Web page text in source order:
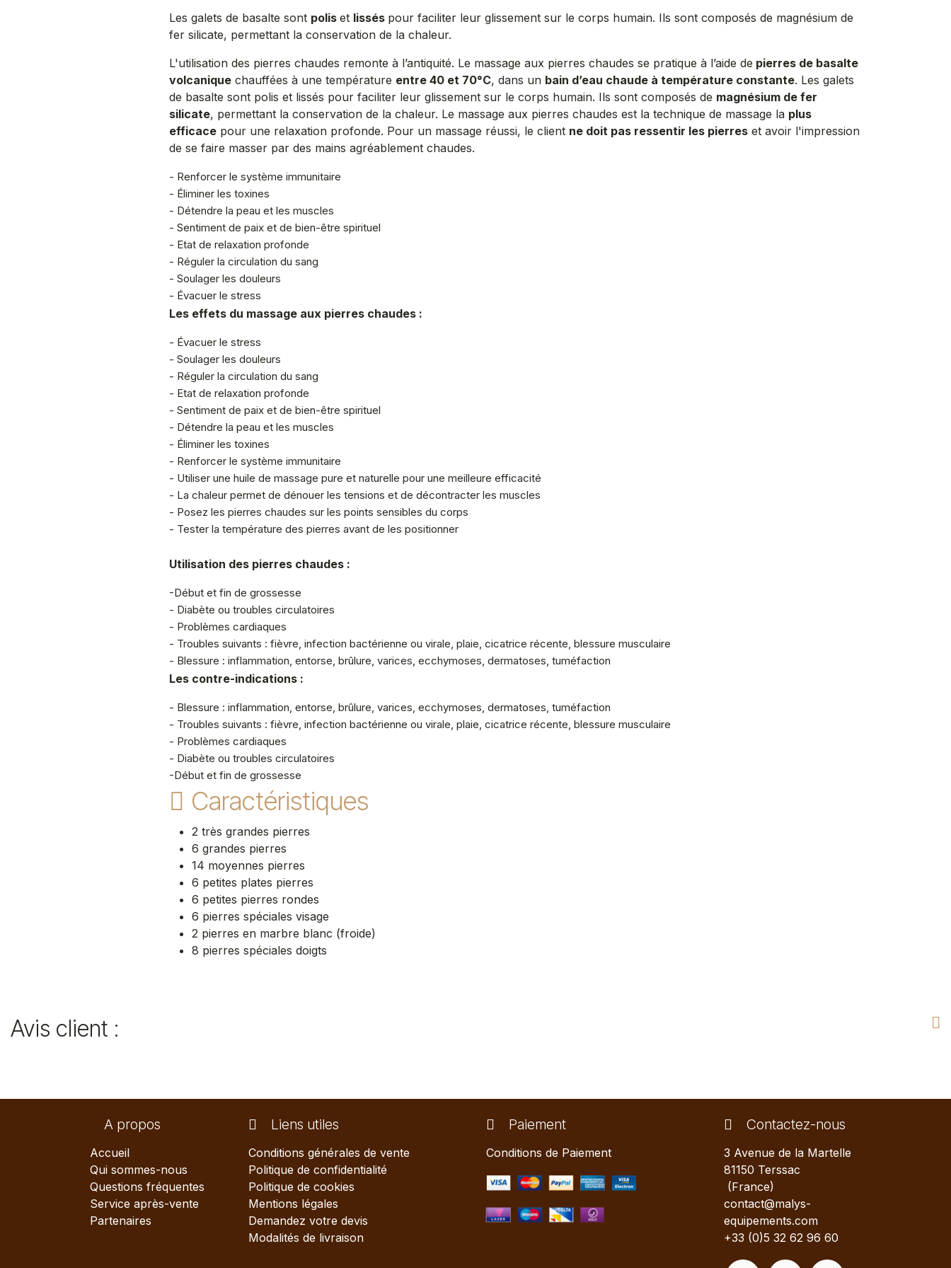
Les galets de basalte sont polis et lissés pour faciliter leur glissement sur le corps humain. Ils sont composés de magnésium de
fer silicate, permettant la conservation de la chaleur.
L'utilisation des pierres chaudes remonte à l’antiquité. Le massage aux pierres chaudes se pratique à l’aide de pierres de basalte
volcanique chauffées à une température entre 40 et 70°C, dans un bain d’eau chaude à température constante. Les galets
de basalte sont polis et lissés pour faciliter leur glissement sur le corps humain. Ils sont composés de magnésium de fer
silicate, permettant la conservation de la chaleur. Le massage aux pierres chaudes est la technique de massage la plus
efficace pour une relaxation profonde. Pour un massage réussi, le client ne doit pas ressentir les pierres et avoir l'impression
de se faire masser par des mains agréablement chaudes.
- Renforcer le système immunitaire
- Éliminer les toxines
- Détendre la peau et les muscles
- Sentiment de paix et de bien-être spirituel
- Etat de relaxation profonde
- Réguler la circulation du sang
- Soulager les douleurs
- Évacuer le stress
Les effets du massage aux pierres chaudes :
- Évacuer le stress
- Soulager les douleurs
- Réguler la circulation du sang
- Etat de relaxation profonde
- Sentiment de paix et de bien-être spirituel
- Détendre la peau et les muscles
- Éliminer les toxines
- Renforcer le système immunitaire
- Utiliser une huile de massage pure et naturelle pour une meilleure efficacité
- La chaleur permet de dénouer les tensions et de décontracter les muscles
- Posez les pierres chaudes sur les points sensibles du corps
- Tester la température des pierres avant de les positionner
Utilisation des pierres chaudes :
-Début et fin de grossesse
- Diabète ou troubles circulatoires
- Problèmes cardiaques
- Troubles suivants : fièvre, infection bactérienne ou virale, plaie, cicatrice récente, blessure musculaire
- Blessure : inflammation, entorse, brûlure, varices, ecchymoses, dermatoses, tuméfaction
Les contre-indications :
- Blessure : inflammation, entorse, brûlure, varices, ecchymoses, dermatoses, tuméfaction
- Troubles suivants : fièvre, infection bactérienne ou virale, plaie, cicatrice récente, blessure musculaire
- Problèmes cardiaques
- Diabète ou troubles circulatoires
-Début et fin de grossesse
Caractéristiques
2 très grandes pierres
6 grandes pierres
14 moyennes pierres
6 petites plates pierres
6 petites pierres rondes
6 pierres spéciales visage
2 pierres en marbre blanc (froide)
8 pierres spéciales doigts​
Avis client :
A propos
Accueil
Qui sommes-nous
Questions fréquentes
Service après-vente
Partenaires
Liens utiles
Conditions générales de vente
Politique de confidentialité
Politique de cookies
Mentions légales
Demandez votre devis
Modalités de livraison
Paiement
Conditions de Paiement
Contactez-nous
3 Avenue de la Martelle
81150 Terssac
(France)
contact@malys-
equipements.com
+33 (0)5 32 62 96 60